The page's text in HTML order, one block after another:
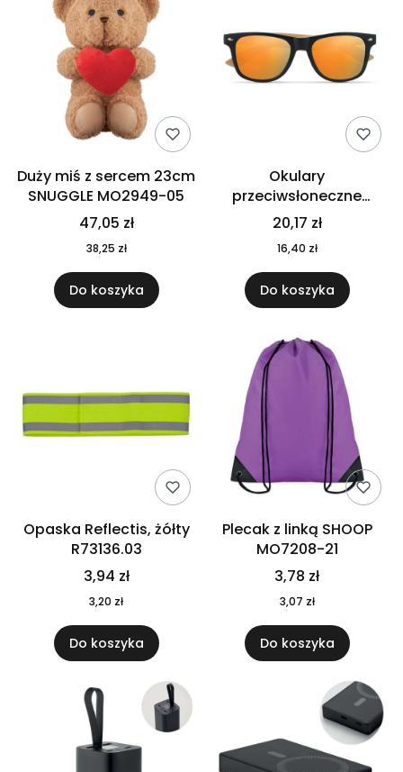
Duży miś z sercem 23cm
SNUGGLE MO2949-05
47,05 zł
38,25 zł
Do koszyka
Okulary
przeciwsłoneczne
CALIFORNIA TOUCH
MO9617-10
20,17 zł
16,40 zł
Do koszyka
Opaska Reflectis, żółty
R73136.03
3,94 zł
3,20 zł
Do koszyka
Plecak z linką SHOOP
MO7208-21
3,78 zł
3,07 zł
Do koszyka